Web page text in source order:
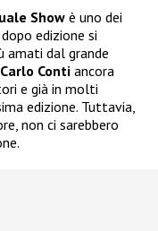
Show è uno dei
edizione si
amati dal grande
Carlo Conti ancora
e già in molti
edizione. Tuttavia,
non ci sarebbero